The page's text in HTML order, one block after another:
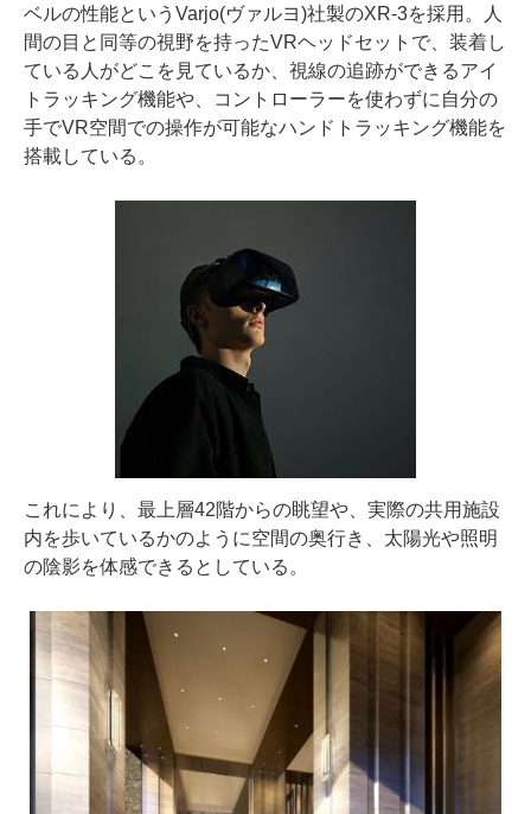
ベルの性能というVarjo(ヴァルヨ)社製のXR-3を採用。人
間の目と同等の視野を持ったVRヘッドセットで、装着し
ている人がどこを見ているか、視線の追跡ができるアイ
トラッキング機能や、コントローラーを使わずに自分の
手でVR空間での操作が可能なハンドトラッキング機能を
搭載している。
これにより、最上層42階からの眺望や、実際の共用施設
内を歩いているかのように空間の奥行き、太陽光や照明
の陰影を体感できるとしている。